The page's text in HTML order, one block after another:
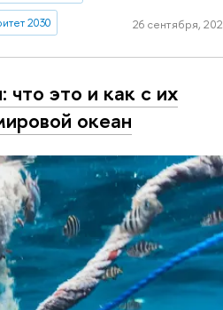
2030 26 сентября,
что это и как с их
океан